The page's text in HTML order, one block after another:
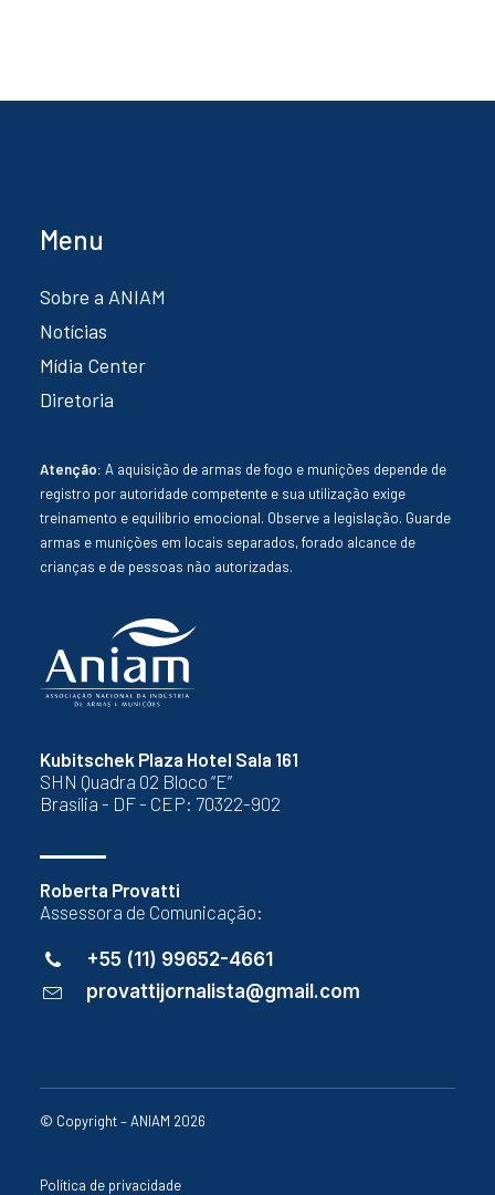
Kubitschek Plaza Hotel Sala 161
SHN Quadra 02 Bloco “E”
Brasília - DF - CEP: 70322-902
Roberta Provatti
Assessora de Comunicação:
+55 (11) 99652-4661
provattijornalista@gmail.com
Menu
Sobre a ANIAM
Notícias
Mídia Center
Diretoria
Atenção: A aquisição de armas de fogo e munições depende de
registro por autoridade competente e sua utilização exige
treinamento e equilíbrio emocional. Observe a legislação. Guarde
armas e munições em locais separados, forado alcance de
crianças e de pessoas não autorizadas.
© Copyright – ANIAM 2026
Política de privacidade